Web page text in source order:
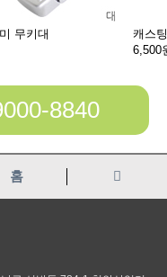
무키대
캐스
6,500
8840
홈